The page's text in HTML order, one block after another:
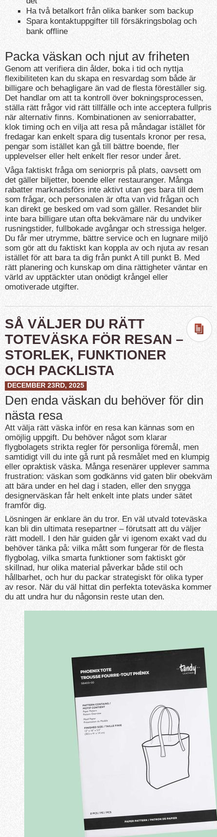
Ha två betalkort från olika banker som backup
Spara kontaktuppgifter till försäkringsbolag och
bank offline
Packa väskan och njut av friheten
Genom att verifiera din ålder, boka i tid och nyttja
flexibiliteten kan du skapa en resvardag som både är
billigare och behagligare än vad de flesta föreställer sig.
Det handlar om att ta kontroll över bokningsprocessen,
ställa rätt frågor vid rätt tillfälle och inte acceptera fullpris
när alternativ finns. Kombinationen av seniorrabatter,
klok timing och en vilja att resa på måndagar istället för
fredagar kan enkelt spara dig tusentals kronor per resa,
pengar som istället kan gå till bättre boende, fler
upplevelser eller helt enkelt fler resor under året.
Våga faktiskt fråga om seniorpris på plats, oavsett om
det gäller biljetter, boende eller restauranger. Många
rabatter marknadsförs inte aktivt utan ges bara till dem
som frågar, och personalen är ofta van vid frågan och
kan direkt ge besked om vad som gäller. Resandet blir
inte bara billigare utan ofta bekvämare när du undviker
rusningstider, fullbokade avgångar och stressiga helger.
Du får mer utrymme, bättre service och en lugnare miljö
som gör att du faktiskt kan koppla av och njuta av resan
istället för att bara ta dig från punkt A till punkt B. Med
rätt planering och kunskap om dina rättigheter väntar en
värld av upptäckter utan onödigt krångel eller
omotiverade utgifter.
SÅ VÄLJER DU RÄTT
TOTEVÄSKA FÖR RESAN –
STORLEK, FUNKTIONER
OCH PACKLISTA
DECEMBER 23RD, 2025
Den enda väskan du behöver för din
nästa resa
Att välja rätt väska inför en resa kan kännas som en
omöjlig uppgift. Du behöver något som klarar
flygbolagets strikta regler för personliga föremål, men
samtidigt vill du inte gå runt på resmålet med en klumpig
eller opraktisk väska. Många resenärer upplever samma
frustration: väskan som godkänns vid gaten blir obekväm
att bära under en hel dag i staden, eller den snygga
designerväskan får helt enkelt inte plats under sätet
framför dig.
Lösningen är enklare än du tror. En väl utvald toteväska
kan bli din ultimata resepartner – förutsatt att du väljer
rätt modell. I den här guiden går vi igenom exakt vad du
behöver tänka på: vilka mått som fungerar för de flesta
flygbolag, vilka smarta funktioner som faktiskt gör
skillnad, hur olika material påverkar både stil och
hållbarhet, och hur du packar strategiskt för olika typer
av resor. När du väl hittat din perfekta toteväska kommer
du att undra hur du någonsin reste utan den.